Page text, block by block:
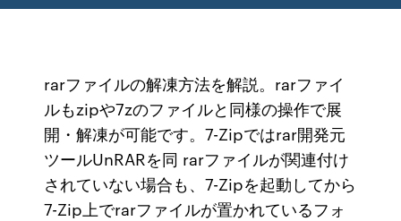
rarファイルの解凍方法を解説。rarファイ
ルもzipや7zのファイルと同様の操作で展
開・解凍が可能です。7-Zipではrar開発元
ツールUnRARを同 rarファイルが関連付け
されていない場合も、7-Zipを起動してから
7-Zip上でrarファイルが置かれているフォ